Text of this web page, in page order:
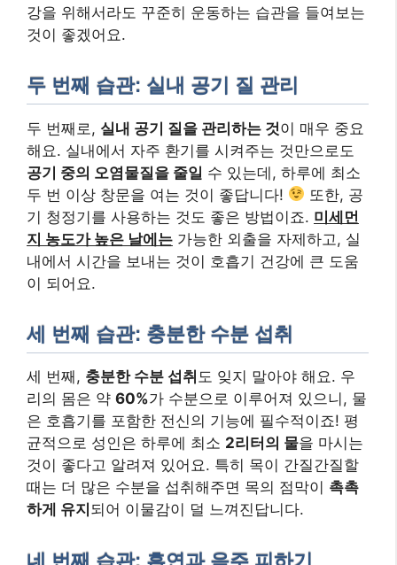
강을 위해서라도 꾸준히 운동하는 습관을 들여보는
것이 좋겠어요.
두 번째 습관: 실내 공기 질 관리
두 번째로, 실내 공기 질을 관리하는 것이 매우 중요
해요. 실내에서 자주 환기를 시켜주는 것만으로도
공기 중의 오염물질을 줄일 수 있는데, 하루에 최소
두 번 이상 창문을 여는 것이 좋답니다!
또한, 공
기 청정기를 사용하는 것도 좋은 방법이죠. 미세먼
지 농도가 높은 날에는 가능한 외출을 자제하고, 실
내에서 시간을 보내는 것이 호흡기 건강에 큰 도움
이 되어요.
세 번째 습관: 충분한 수분 섭취
세 번째, 충분한 수분 섭취 도 잊지 말아야 해요. 우
리의 몸은 약 60%가 수분으로 이루어져 있으니, 물
은 호흡기를 포함한 전신의 기능에 필수적이죠! 평
균적으로 성인은 하루에 최소 2리터의 물을 마시는
것이 좋다고 알려져 있어요. 특히 목이 간질간질할
때는 더 많은 수분을 섭취해주면 목의 점막이 촉촉
하게 유지 되어 이물감이 덜 느껴진답니다.